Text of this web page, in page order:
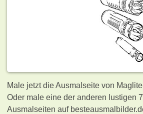
Male jetzt die Ausmalseite von
Oder male eine der anderen lustigen 7
Ausmalseiten auf